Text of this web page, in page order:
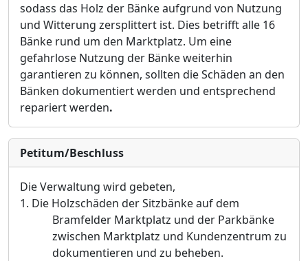
sodass das Holz der Bänke aufgrund von Nutzung
und Witterung zersplittert ist. Dies betrifft alle 16
Bänke rund um den Marktplatz. Um eine
gefahrlose Nutzung der Bänke weiterhin
garantieren zu können, sollten die Schäden an den
Bänken dokumentiert werden und entsprechend
repariert werden.
Petitum/Beschluss
Die Verwaltung wird gebeten,
1. Die Holzschäden der Sitzbänke auf dem
Bramfelder Marktplatz und der Parkbänke
zwischen Marktplatz und Kundenzentrum zu
dokumentieren und zu beheben.